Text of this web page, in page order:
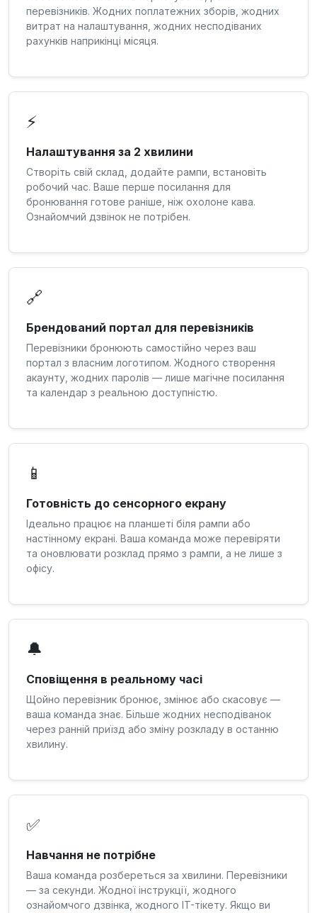
перевізників. Жодних поплатежних зборів, жодних
витрат на налаштування, жодних несподіваних
рахунків наприкінці місяця.
⚡
Налаштування за 2 хвилини
Створіть свій склад, додайте рампи, встановіть
робочий час. Ваше перше посилання для
бронювання готове раніше, ніж охолоне кава.
Ознайомчий дзвінок не потрібен.
🔗
Брендований портал для перевізників
Перевізники бронюють самостійно через ваш
портал з власним логотипом. Жодного створення
акаунту, жодних паролів — лише магічне посилання
та календар з реальною доступністю.
📱
Готовність до сенсорного екрану
Ідеально працює на планшеті біля рампи або
настінному екрані. Ваша команда може перевіряти
та оновлювати розклад прямо з рампи, а не лише з
офісу.
🔔
Сповіщення в реальному часі
Щойно перевізник бронює, змінює або скасовує —
ваша команда знає. Більше жодних несподіванок
через ранній приїзд або зміну розкладу в останню
хвилину.
✅
Навчання не потрібне
Ваша команда розбереться за хвилини. Перевізники
— за секунди. Жодної інструкції, жодного
ознайомчого дзвінка, жодного IT-тікету. Якщо ви